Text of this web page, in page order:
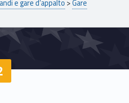
e gare d’appalto >Gare